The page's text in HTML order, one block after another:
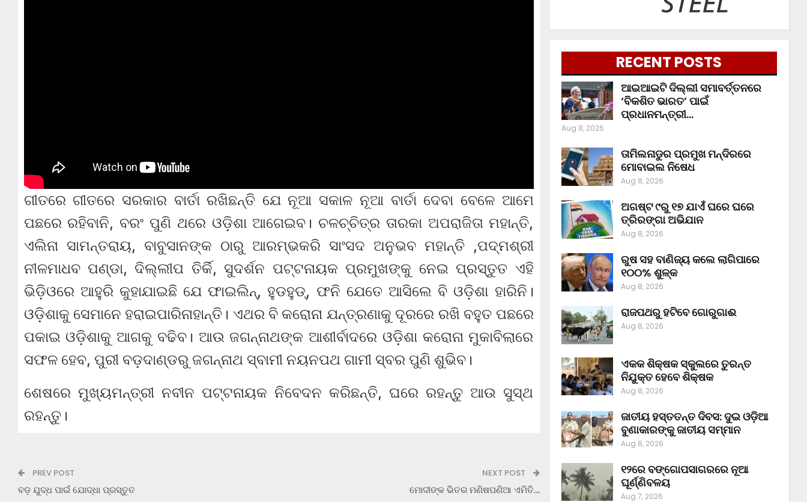
ଗୀତରେ ଗୀତରେ ସରକାର ବାର୍ତା ରଖିଛନ୍ତି ଯେ ନୂଆ ସକାଳ ନୂଆ ବାର୍ତା ଦେବା ବେଳେ ଆମେ
ପଛରେ ରହିବାନି, ବରଂ ପୁଣି ଥରେ ଓଡ଼ିଶା ଆଗେଇବ। ଚଳଚ୍ଚିତ୍ର ତାରକା ଅପରାଜିତା ମହାନ୍ତି,
ଏଲିନା ସାମନ୍ତରାୟ, ବାବୁସାନଙ୍କ ଠାରୁ ଆରମ୍ଭକରି ସାଂସଦ ଅନୁଭବ ମହାନ୍ତି ,ପଦ୍ମଶ୍ରୀ
ନୀଳମାଧବ ପଣ୍ଡା, ଦିଲ୍ଲୀପ ତିର୍କି, ସୁଦର୍ଶନ ପଟ୍ଟନାୟକ ପ୍ରମୁଖଙ୍କୁ ନେଇ ପ୍ରସ୍ତୁତ ଏହି
ଭିଡ଼ିଓରେ ଆହୁରି କୁହାଯାଇଛି ଯେ ଫାଇଲିନ୍, ହୁଡହୁଡ୍, ଫନି ଯେତେ ଆସିଲେ ବି ଓଡ଼ିଶା ହାରିନି।
ଓଡ଼ିଶାକୁ ସେମାନେ ହରାଇପାରିନାହାନ୍ତି। ଏଥର ବି କରୋନା ଯନ୍ତ୍ରଣାକୁ ଦୂରରେ ରଖି ବହୁତ ପଛରେ
ପକାଇ ଓଡ଼ିଶାକୁ ଆଗକୁ ବଢିବ। ଆଉ ଜଗନ୍ନାଥଙ୍କ ଆଶୀର୍ବାଦରେ ଓଡ଼ିଶା କରୋନା ମୁକାବିଲାରେ
ସଫଳ ହେବ, ପୁରୀ ବଡ଼ଦାଣ୍ଡରୁ ଜଗନ୍ନାଥ ସ୍ବାମୀ ନୟନପଥ ଗାମୀ ସ୍ବର ପୁଣି ଶୁଭିବ।
ଶେଷରେ ମୁଖ୍ୟମନ୍ତ୍ରୀ ନବୀନ ପଟ୍ଟନାୟକ ନିବେଦନ କରିଛନ୍ତି, ଘରେ ରହନ୍ତୁ ଆଉ ସୁସ୍ଥ
ରହନ୍ତୁ।
PREV POST
ବଡ଼ ଯୁଦ୍ଧ ପାଇଁ ଯୋଦ୍ଧା ପ୍ରସ୍ତୁତ
NEXT POST
ମୋଦୀଙ୍କ ଭିତର ମଣିଷପଣିଆ ଏମିତି…
RECENT POSTS
ଆଇଆଇଟି ଦିଲ୍ଲୀ ସମାବର୍ତ୍ତନରେ
‘ବିକଶିତ ଭାରତ’ ପାଇଁ
ପ୍ରଧାନମନ୍ତ୍ରୀ…
Aug 8, 2026
ତାମିଲନାଡୁର ପ୍ରମୁଖ ମନ୍ଦିରରେ
ମୋବାଇଲ ନିଷେଧ
Aug 8, 2026
ଅଗଷ୍ଟ ୯ରୁ ୧୭ ଯାଏଁ ଘରେ ଘରେ
ତ୍ରିରଙ୍ଗା ଅଭିଯାନ
Aug 8, 2026
ରୁଷ ସହ ବାଣିଜ୍ୟ କଲେ ଲାଗିପାରେ
୧୦୦% ଶୁଳ୍କ
Aug 8, 2026
ରାଜପଥରୁ ହଟିବେ ଗୋରୁଗାଈ
Aug 8, 2026
ଏକକ ଶିକ୍ଷକ ସ୍କୁଲରେ ତୁରନ୍ତ
ନିଯୁକ୍ତ ହେବେ ଶିକ୍ଷକ
Aug 8, 2026
ଜାତୀୟ ହସ୍ତତନ୍ତ ଦିବସ: ଦୁଇ ଓଡ଼ିଆ
ବୁଣାକାରଙ୍କୁ ଜାତୀୟ ସମ୍ମାନ
Aug 8, 2026
୧୨ରେ ବଙ୍ଗୋପସାଗରରେ ନୂଆ
ଘୂର୍ଣ୍ଣିବଳୟ
Aug 7, 2026